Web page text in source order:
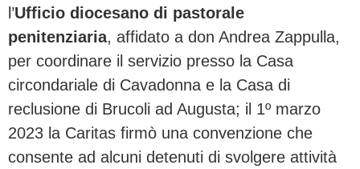
l’Ufficio diocesano di pastorale
penitenziaria, affidato a don Andrea Zappulla,
per coordinare il servizio presso la Casa
circondariale di Cavadonna e la Casa di
reclusione di Brucoli ad Augusta; il 1º marzo
2023 la Caritas firmò una convenzione che
consente ad alcuni detenuti di svolgere attività